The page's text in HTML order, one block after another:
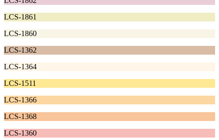
LCS-1861
LCS-1860
LCS-1362
LCS-1364
LCS-1511
LCS-1366
LCS-1368
LCS-1360